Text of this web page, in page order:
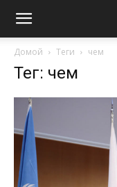
Домой Теги чем
Тег: чем